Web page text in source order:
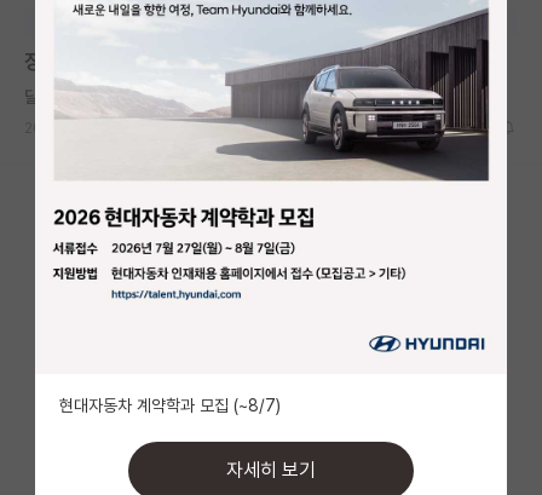
연구실&오픈랩
커뮤니티 홈
전체글보기
베스트 게시판
미국 유학 게시판
미국 대학원 합격 후기 게시판
본문이 수정되지 않는 박제글입니다.
장학금 사용
달리는 피에르 페르마
현대자동차 계약학과 모집 (~8/7)
자세히 보기